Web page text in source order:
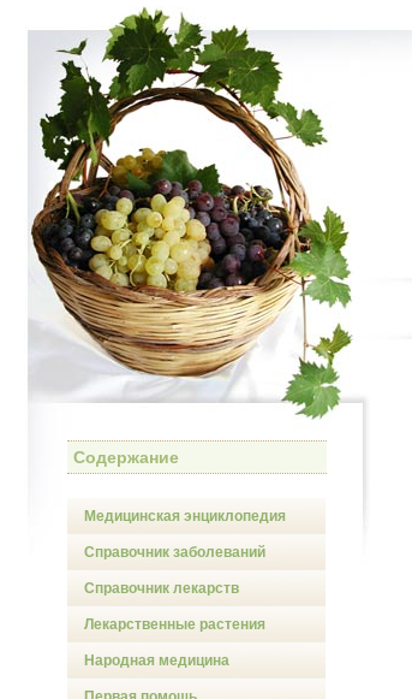
Содержание
Медицинская энциклопедия
Справочник заболеваний
Справочник лекарств
Лекарственные растения
Народная медицина